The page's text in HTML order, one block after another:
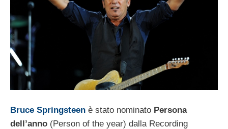
Bruce Springsteen è stato nominato Persona
dell’anno (Person of the year) dalla Recording